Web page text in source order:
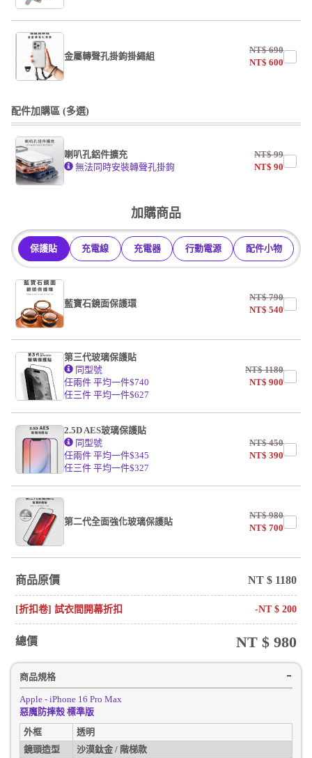
undefined / undefined
掛繩
金屬轉聲孔掛鉤掛繩組
NT$690
NT$600
掛繩
undefined / undefined
配件加購區 (多選)
喇叭孔鋁件擴充
無法同時安裝轉聲孔掛鉤
NT$99
NT$90
加購商品
保護貼 充電線 充電器 行動電源 配件小物
藍寶石鏡面保護環
NT$790
NT$540
第三代玻璃保護貼
同型號
任兩件 平均一件$740
任三件 平均一件$627
NT$1180
NT$900
2.5D AES玻璃保護貼
同型號
任兩件 平均一件$345
任三件 平均一件$327
NT$450
NT$390
第二代全面強化玻璃保護貼
NT$980
NT$700
商品原價 NT $ 1180
[折扣卷] 試衣間開幕折扣 -NT $200
總價 NT $980
商品規格
Apple - iPhone 16 Pro Max
惡魔防摔殼 標準版
外框
透明
鏡頭造型
沙漠鈦金 / 階梯款